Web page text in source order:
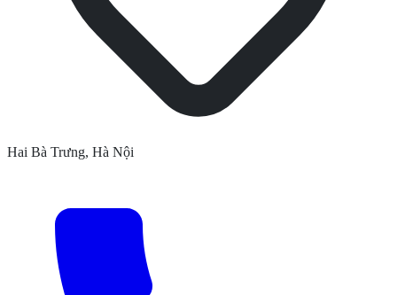
Hai Bà Trưng, Hà Nội